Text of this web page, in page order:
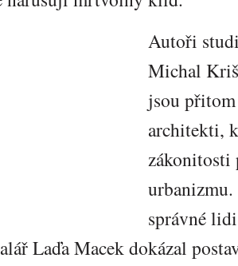
Autoři
Michal
jsou
architekti,
urbanizmu.
správné
Laďa Macek dokázal